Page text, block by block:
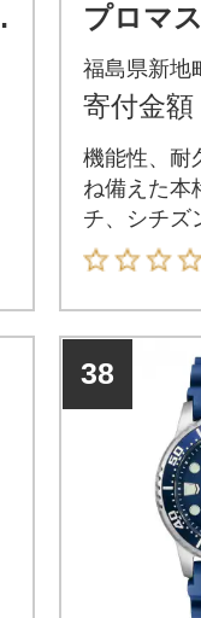
プロマ
20-08E
福島県新地
寄付金額
機能性、耐
ね備えた本
チ、シチズ
(プロマス
れだけ潜っ
い深い海の
ダイバーズ
スター「
38